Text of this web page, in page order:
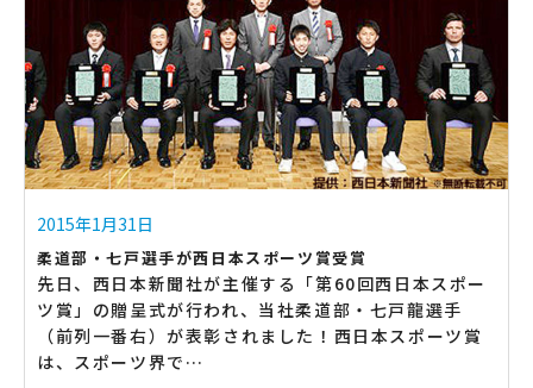
2015年1月31日
柔道部・七戸選手が西日本スポーツ賞受賞
先日、西日本新聞社が主催する「第60回西日本スポー
ツ賞」の贈呈式が行われ、当社柔道部・七戸龍選手
（前列一番右）が表彰されました！西日本スポーツ賞
は、スポーツ界で…